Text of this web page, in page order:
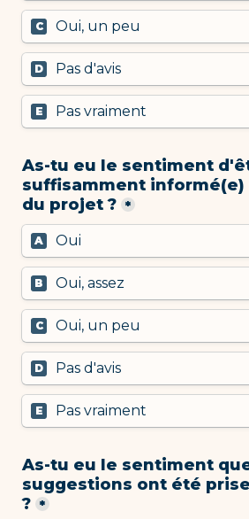
C Oui, un peu
D Pas d'avis
E Pas vraiment
As-tu eu le sentiment
suffisamment informé(e)
du projet ? *
A Oui
B Oui, assez
C Oui, un peu
D Pas d'avis
E Pas vraiment
As-tu eu le sentiment
suggestions ont été
? *